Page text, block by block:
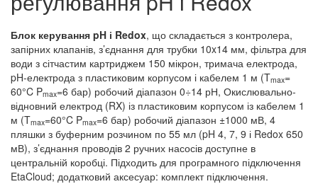
Блок керування pH і Redox, що складається з контролера,
запірних клапанів, з’єднання для трубки 10x14 мм, фільтра для
води з сітчастим картриджем 150 мікрон, тримача електрода,
pH-електрода з пластиковим корпусом і кабелем 1 м (Tmax=
60°C Pmax=6 бар) робочий діапазон 0÷14 рН, Окислювально-
відновний електрод (RX) із пластиковим корпусом із кабелем 1
м (Tmax=60°C Pmax=6 бар) робочий діапазон ±1000 мВ, 4
пляшки з буферним розчином по 55 мл (pH 4, 7, 9 і Redox 650
мВ), з’єднання проводів 2 ручних насосів доступне в
центральній коробці. Підходить для програмного підключення
EtaCloud; додатковий аксесуар: комплект підключення.